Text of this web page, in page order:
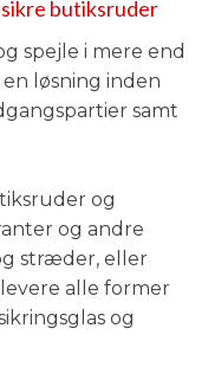
butiksruder
spejle i mere end
løsning inden
samt
og
og andre
stræder, eller
alle former
og